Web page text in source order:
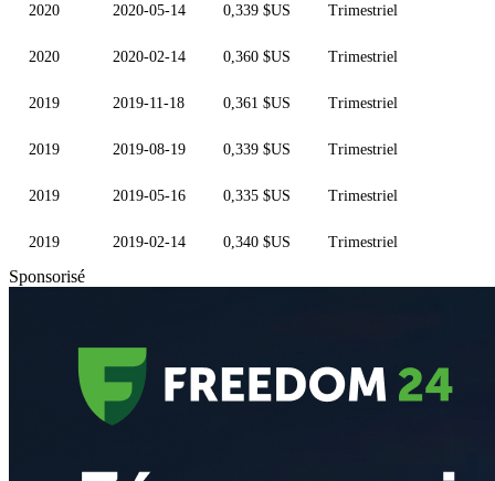
2020 2020-05-14 0,339 $US Trimestriel
2020 2020-02-14 0,360 $US Trimestriel
2019 2019-11-18 0,361 $US Trimestriel
2019 2019-08-19 0,339 $US Trimestriel
2019 2019-05-16 0,335 $US Trimestriel
2019 2019-02-14 0,340 $US Trimestriel
Sponsorisé